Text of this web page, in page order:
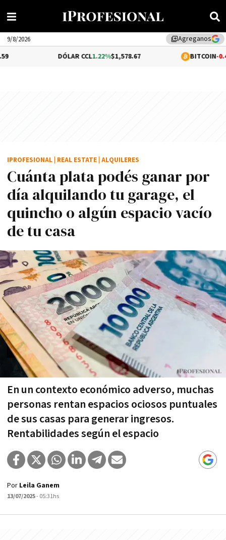
library_addAgreganos
9/8/2026
1.22%$1,578.67 -0.44%
Cuánta plata podés ganar por
día alquilando tu garage, el
quincho o algún espacio vacío
de tu casa
En un contexto económico adverso, muchas
personas rentan espacios ociosos puntuales
de sus casas para generar ingresos.
Rentabilidades según el espacio
IPROFESIONAL REAL ESTATE ALQUILERES
Por Leila Ganem
13/07/2025- 05:31hs